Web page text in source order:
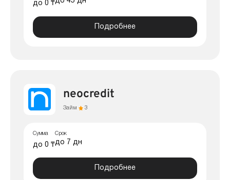
до 0 ₸
Подробнее
neocredit
Займ 3
Сумма
до 0 ₸
Срок
до 7 дн
Подробнее